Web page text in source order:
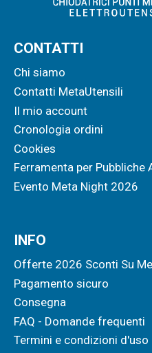
CONTATTI
Chi siamo
Contatti MetaUtensili
Il mio account
Cronologia ordini
Cookies
Ferramenta per
Evento Meta Night 2026
INFO
Offerte 2026 Sconti Su
Pagamento sicuro
Consegna
FAQ - Domande frequenti
Termini e condizioni d'uso